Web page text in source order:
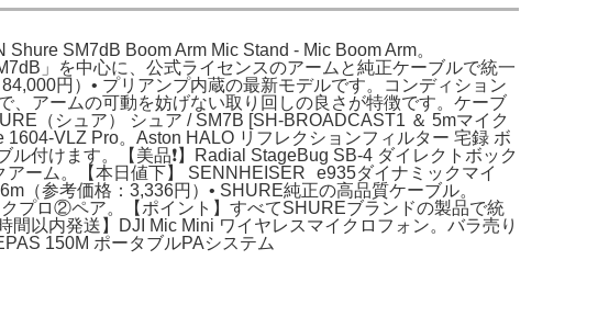
SM7dB Boom Arm Mic Stand - Mic Boom Arm。
」を中心に、公式ライセンスのアームと純正ケーブルで統一
円）• プリアンプ内蔵の最新モデルです。コンディション
アームの可動を妨げない取り回しの良さが特徴です。ケーブ
（シュア） シュア / SM7B [SH-BROADCAST1 ＆ 5mマイク
VLZ Pro。Aston HALO リフレクションフィルター 宅録 ボ
付けます。【美品❗️】Radial StageBug SB-4 ダイレクトボック
ーム。【本日値下】 SENNHEISER e935ダイナミックマイ
（参考価格：3,336円）• SHURE純正の高品質ケーブル。
プロ②ペア。【ポイント】すべてSHUREブランドの製品で統
以内発送】DJI Mic Mini ワイヤレスマイクロフォン。バラ売り
150M ポータブルPAシステム